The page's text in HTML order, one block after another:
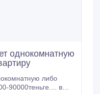
однокомнатную
либо
90000теньге.... в